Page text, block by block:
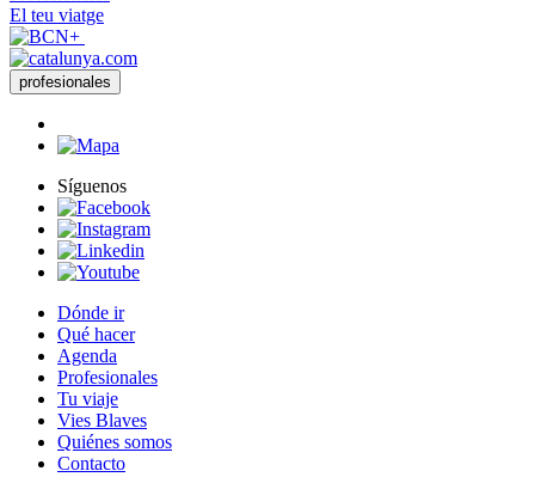
El teu viatge
profesionales
Síguenos
Dónde ir
Qué hacer
Agenda
Profesionales
Tu viaje
Vies Blaves
Quiénes somos
Contacto